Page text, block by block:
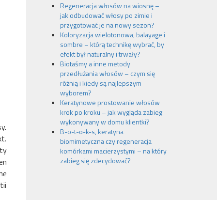
Regeneracja włosów na wiosnę –
jak odbudować włosy po zimie i
przygotować je na nowy sezon?
Koloryzacja wielotonowa, balayage i
sombre – którą technikę wybrać, by
efekt był naturalny i trwały?
Biotaśmy a inne metody
przedłużania włosów – czym się
różnią i kiedy są najlepszym
wyborem?
Keratynowe prostowanie włosów
krok po kroku – jak wygląda zabieg
wykonywany w domu klientki?
B-o-t-o-k-s, keratyna
biomimetyczna czy regeneracja
komórkami macierzystymi – na który
zabieg się zdecydować?